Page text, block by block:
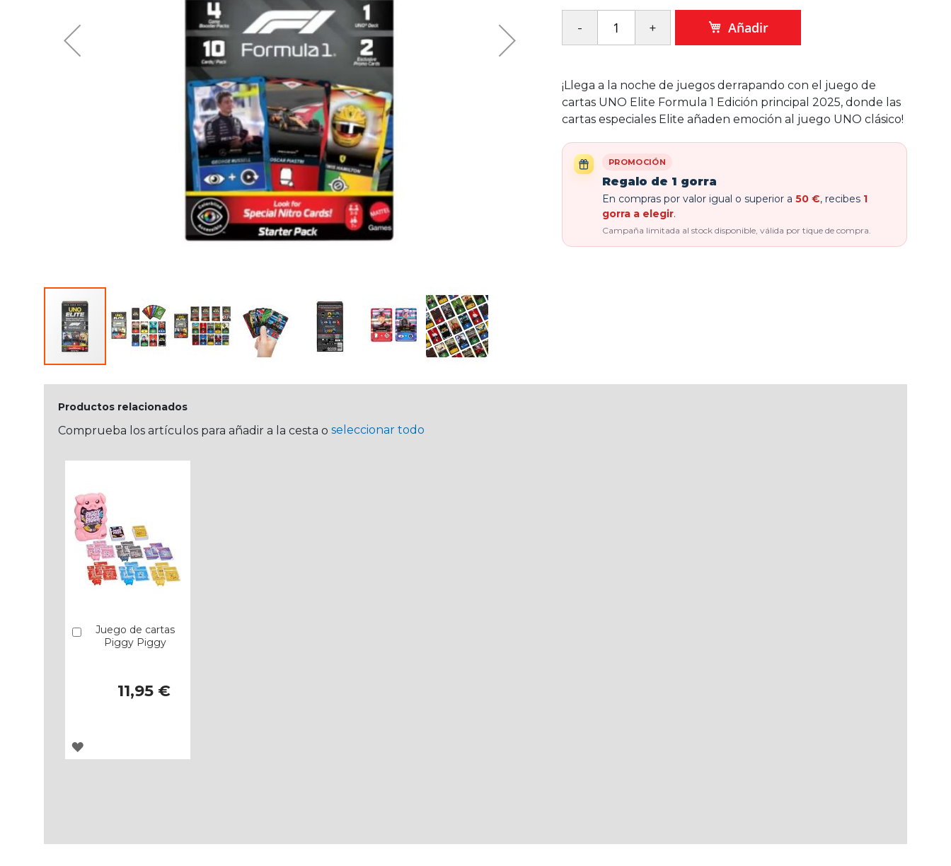
Añadir
¡Llega a la noche de juegos derrapando con el juego de
cartas UNO Elite Formula 1 Edición principal 2025, donde las
cartas especiales Elite añaden emoción al juego UNO clásico!
PROMOCIÓN
Regalo de 1 gorra
En compras por valor igual o superior a 50 €, recibes 1
gorra a elegir.
Campaña limitada al stock disponible, válida por tique de compra.
Productos relacionados
Comprueba los artículos para añadir a la cesta o seleccionar todo
Juego de cartas
Piggy Piggy
11,95 €
Añadir
AGREGAR